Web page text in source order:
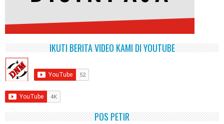
IKUTI BERITA VIDEO KAMI DI YOUTUBE
POS PETIR